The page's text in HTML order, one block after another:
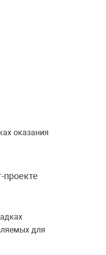
оказания
проекте
для